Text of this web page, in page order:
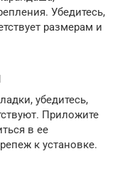
Убедитесь,
размерам и
убедитесь,
Приложите
в ее
к установке.